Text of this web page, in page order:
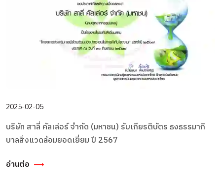
2025-02-05
บริษัท สาลี่ คัลเล่อร์ จำกัด (มหาชน) รับเกียรติบัตร ธงธรรมาภิ
บาลสิ่งแวดล้อมยอดเยี่ยม ปี 2567
อ่านต่อ